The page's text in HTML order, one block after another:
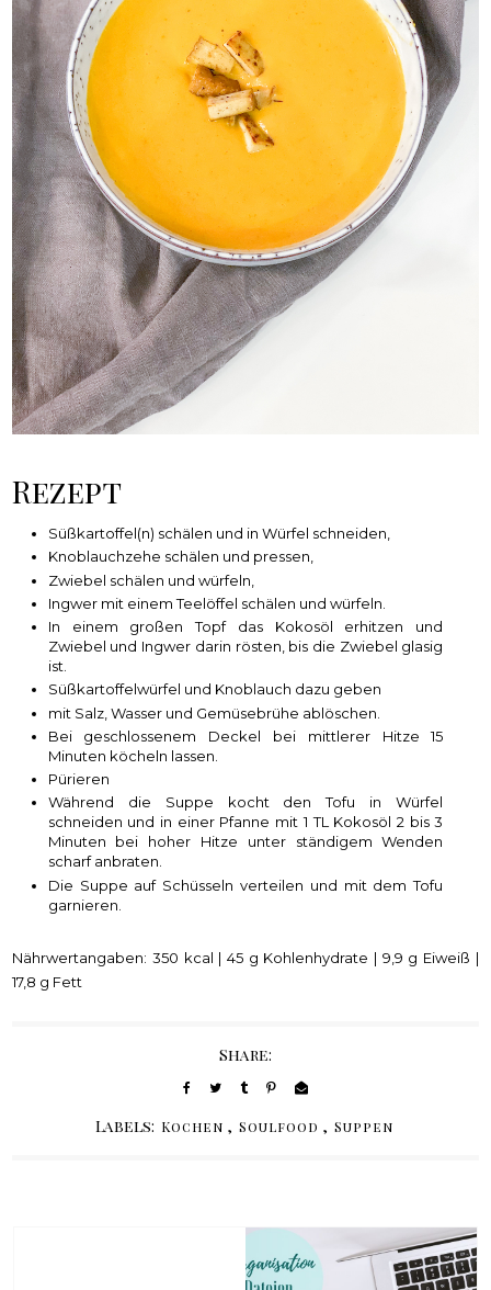
Rezept
Süßkartoffel(n) schälen und in Würfel schneiden,
Knoblauchzehe schälen und pressen,
Zwiebel schälen und würfeln,
Ingwer mit einem Teelöffel schälen und würfeln.
In einem großen Topf das Kokosöl erhitzen und
Zwiebel und Ingwer darin rösten, bis die Zwiebel glasig
ist.
Süßkartoffelwürfel und Knoblauch dazu geben
mit Salz, Wasser und Gemüsebrühe ablöschen.
Bei geschlossenem Deckel bei mittlerer Hitze 15
Minuten köcheln lassen.
Pürieren
Während die Suppe kocht den Tofu in Würfel
schneiden und in einer Pfanne mit 1 TL Kokosöl 2 bis 3
Minuten bei hoher Hitze unter ständigem Wenden
scharf anbraten.
Die Suppe auf Schüsseln verteilen und mit dem Tofu
garnieren.
Nährwertangaben: 350 kcal | 45 g Kohlenhydrate | 9,9 g Eiweiß |
17,8 g Fett
Share:
Labels: Kochen , Soulfood , Suppen